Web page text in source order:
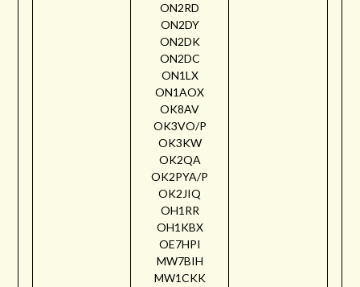
ON2RD
ON2DY
ON2DK
ON2DC
ON1LX
ON1AOX
OK8AV
OK3VO/P
OK3KW
OK2QA
OK2PYA/P
OK2JIQ
OH1RR
OH1KBX
OE7HPI
MW7BIH
MW1CKK